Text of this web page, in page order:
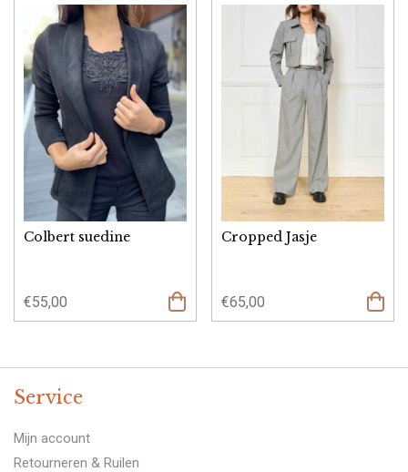
Colbert suedine
€55,00
Opties
Cropped Jasje
€65,00
Service
Mijn account
Retourneren & Ruilen